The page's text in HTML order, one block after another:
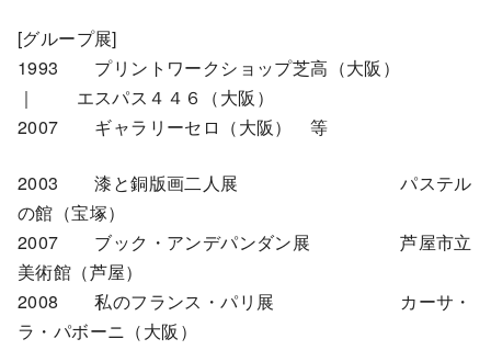
[グループ展]
1993 プリントワークショップ芝高（大阪）
｜ エスパス４４６（大阪）
2007 ギャラリーセロ（大阪） 等
2003 漆と銅版画二人展 パステル
の館（宝塚）
2007 ブック・アンデパンダン展 芦屋市立
美術館（芦屋）
2008 私のフランス・パリ展 カーサ・
ラ・パボーニ（大阪）